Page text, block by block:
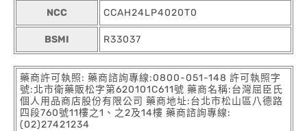
NCC CCAH24LP4020T0
BSMI R33037
藥商許可執照: 藥商諮詢專線:0800-051-148 許可執照字
號:北市衛藥販松字第620101C611號 藥商名稱:台灣屈臣氏
個人用品商店股份有限公司 藥商地址:台北市松山區八德路
四段760號11樓之1、之2及14樓 藥商諮詢專線:
(02)27421234